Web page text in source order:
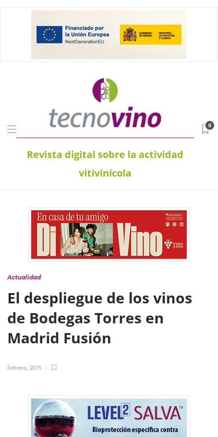
Revista digital sobre la actividad
vitivinícola
0
Actualidad
El despliegue de los vinos
de Bodegas Torres en
Madrid Fusión
Febrero, 2015